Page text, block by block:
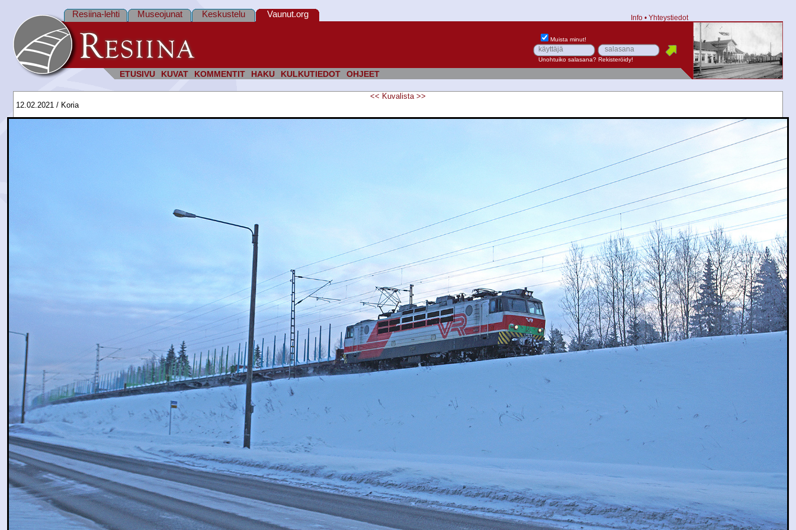
ETUSIVU KUVAT KOMMENTIT HAKU KULKUTIEDOT OHJEET
Resiina-lehti Museojunat Keskustelu Vaunut.org Info • Yhteystiedot
Muista minut!
Unohtuiko salasana? Rekisteröidy!
<< Kuvalista >>
12.02.2021 / Koria